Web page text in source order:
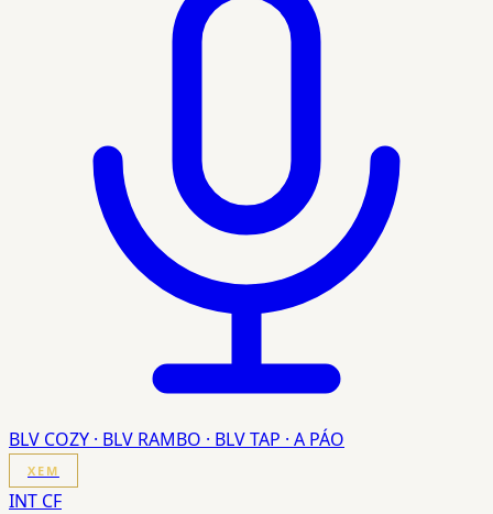
BLV COZY · BLV RAMBO · BLV TAP · A PÁO
XEM
INT CF